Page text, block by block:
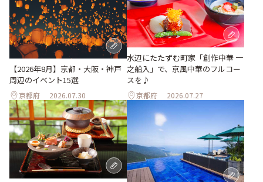
【2026年8月】京都・大阪・神戸
周辺のイベント15選
京都府 2026.07.30
水辺にたたずむ町家「創作中華 一
之船入」で、京風中華のフルコー
スを♪
京都府 2026.07.27